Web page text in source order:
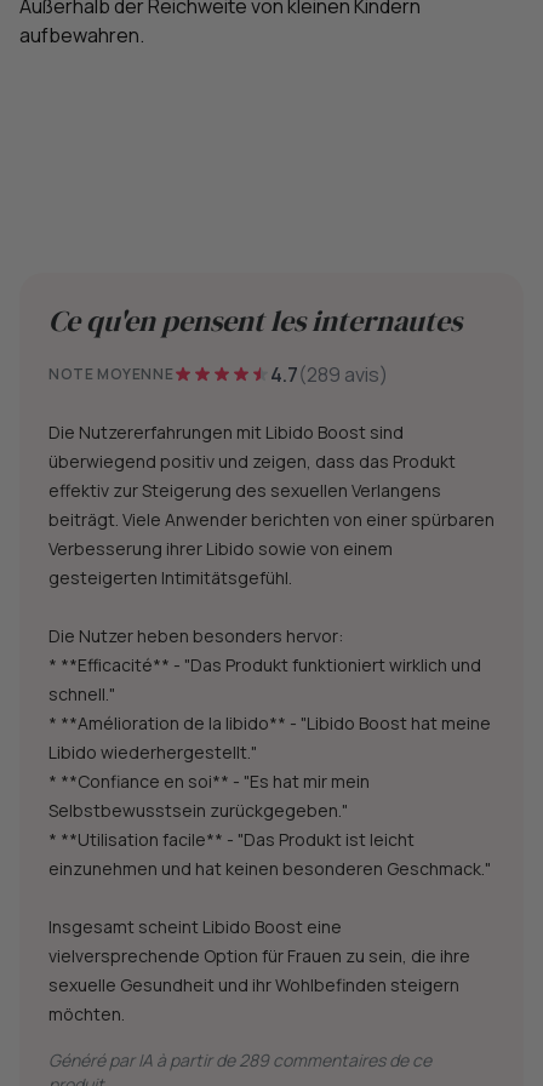
Außerhalb der Reichweite von kleinen Kindern
aufbewahren.
Ce qu'en pensent les internautes
NOTE MOYENNE 4.7(289 avis)
Die Nutzererfahrungen mit Libido Boost sind
überwiegend positiv und zeigen, dass das Produkt
effektiv zur Steigerung des sexuellen Verlangens
beiträgt. Viele Anwender berichten von einer spürbaren
Verbesserung ihrer Libido sowie von einem
gesteigerten Intimitätsgefühl.
Die Nutzer heben besonders hervor:
* **Efficacité** - "Das Produkt funktioniert wirklich und
schnell."
* **Amélioration de la libido** - "Libido Boost hat meine
Libido wiederhergestellt."
* **Confiance en soi** - "Es hat mir mein
Selbstbewusstsein zurückgegeben."
* **Utilisation facile** - "Das Produkt ist leicht
einzunehmen und hat keinen besonderen Geschmack."
Insgesamt scheint Libido Boost eine
vielversprechende Option für Frauen zu sein, die ihre
sexuelle Gesundheit und ihr Wohlbefinden steigern
möchten.
Généré par IA à partir de 289 commentaires de ce